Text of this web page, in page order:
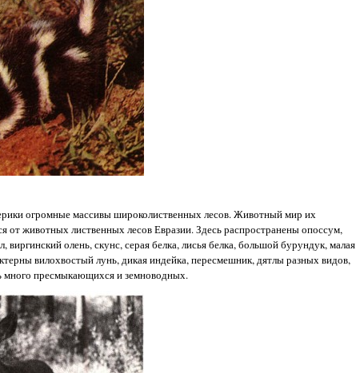
огромные массивы широколиственных лесов. Животный мир их
от животных лиственных лесов Евразии. Здесь распространены опоссум,
виргинский олень, скунс, серая белка, лисья белка, большой бурундук, малая
вилохвостый лунь, дикая индейка, пересмешник, дятлы разных видов,
много пресмыкающихся и земноводных.